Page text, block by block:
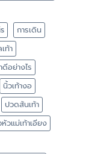
การเดิน
ท้า
อย่างไร
นิ้วเท้างอ
ปวดส้นเท้า
หัวแม่เท้าเอียง